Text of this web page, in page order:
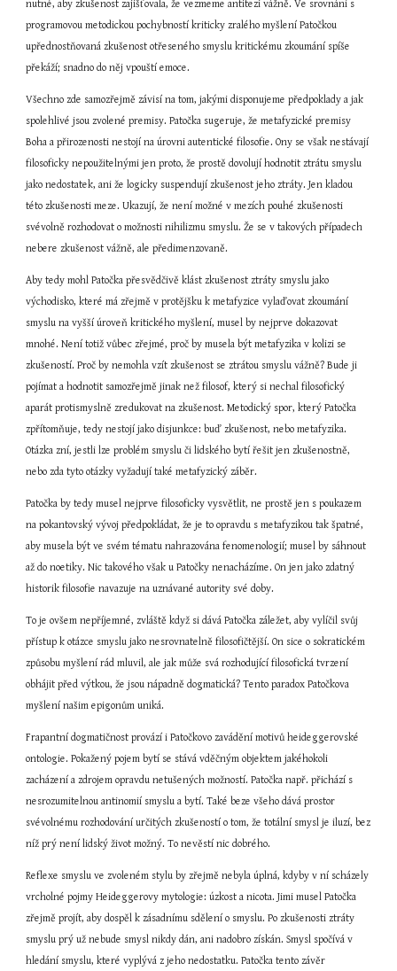
nutné, aby zkušenost zajišťovala, že vezmeme antitezi vážně. Ve srovnání s
programovou metodickou pochybností kriticky zralého myšlení Patočkou
upřednostňovaná zkušenost otřeseného smyslu kritickému zkoumání spíše
překáží; snadno do něj vpouští emoce.
Všechno zde samozřejmě závisí na tom, jakými disponujeme předpoklady a jak
spolehlivé jsou zvolené premisy. Patočka sugeruje, že metafyzické premisy
Boha a přirozenosti nestojí na úrovni autentické filosofie. Ony se však nestávají
filosoficky nepoužitelnými jen proto, že prostě dovolují hodnotit ztrátu smyslu
jako nedostatek, ani že logicky suspendují zkušenost jeho ztráty. Jen kladou
této zkušenosti meze. Ukazují, že není možné v mezích pouhé zkušenosti
svévolně rozhodovat o možnosti nihilizmu smyslu. Že se v takových případech
nebere zkušenost vážně, ale předimenzovaně.
Aby tedy mohl Patočka přesvědčivě klást zkušenost ztráty smyslu jako
východisko, které má zřejmě v protějšku k metafyzice vylaďovat zkoumání
smyslu na vyšší úroveň kritického myšlení, musel by nejprve dokazovat
mnohé. Není totiž vůbec zřejmé, proč by musela být metafyzika v kolizi se
zkušeností. Proč by nemohla vzít zkušenost se ztrátou smyslu vážně? Bude ji
pojímat a hodnotit samozřejmě jinak než filosof, který si nechal filosofický
aparát protismyslně zredukovat na zkušenost. Metodický spor, který Patočka
zpřítomňuje, tedy nestojí jako disjunkce: buď zkušenost, nebo metafyzika.
Otázka zní, jestli lze problém smyslu či lidského bytí řešit jen zkušenostně,
nebo zda tyto otázky vyžadují také metafyzický záběr.
Patočka by tedy musel nejprve filosoficky vysvětlit, ne prostě jen s poukazem
na pokantovský vývoj předpokládat, že je to opravdu s metafyzikou tak špatné,
aby musela být ve svém tématu nahrazována fenomenologií; musel by sáhnout
až do noetiky. Nic takového však u Patočky nenacházíme. On jen jako zdatný
historik filosofie navazuje na uznávané autority své doby.
To je ovšem nepříjemné, zvláště když si dává Patočka záležet, aby vylíčil svůj
přístup k otázce smyslu jako nesrovnatelně filosofičtější. On sice o sokratickém
způsobu myšlení rád mluvil, ale jak může svá rozhodující filosofická tvrzení
obhájit před výtkou, že jsou nápadně dogmatická? Tento paradox Patočkova
myšlení našim epigonům uniká.
Frapantní dogmatičnost provází i Patočkovo zavádění motivů heideggerovské
ontologie. Pokažený pojem bytí se stává vděčným objektem jakéhokoli
zacházení a zdrojem opravdu netušených možností. Patočka např. přichází s
nesrozumitelnou antinomií smyslu a bytí. Také beze všeho dává prostor
svévolnému rozhodování určitých zkušeností o tom, že totální smysl je iluzí, bez
níž prý není lidský život možný. To nevěstí nic dobrého.
Reflexe smyslu ve zvoleném stylu by zřejmě nebyla úplná, kdyby v ní scházely
vrcholné pojmy Heideggerovy mytologie: úzkost a nicota. Jimi musel Patočka
zřejmě projít, aby dospěl k zásadnímu sdělení o smyslu. Po zkušenosti ztráty
smyslu prý už nebude smysl nikdy dán, ani nadobro získán. Smysl spočívá v
hledání smyslu, které vyplývá z jeho nedostatku. Patočka tento závěr